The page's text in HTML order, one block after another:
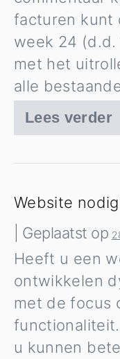
facturen kunt
week 24 (d.d.
met het
alle
Lees verder
Mijn
Website
Geplaatst op
Heeft u een
ontwikkelen
met de focus
u kunnen